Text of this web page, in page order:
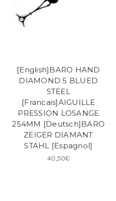
[English]BARO HAND
DIAMOND 5 BLUED
STEEL
[Francais]AIGUILLE
PRESSION LOSANGE
254MM [Deutsch]BARO
ZEIGER DIAMANT
STAHL [Espagnol]
40,50€